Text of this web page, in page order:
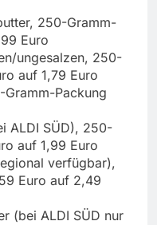
250-Gramm-
Euro
ungesalzen, 250-
auf 1,79 Euro
Gramm-Packung
ALDI SÜD), 250-
auf 1,99 Euro
verfügbar),
Euro auf 2,49
(bei ALDI SÜD nur